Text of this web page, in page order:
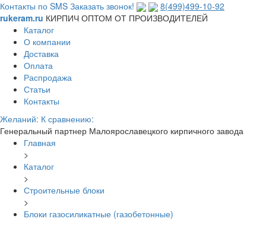
Контакты по SMS Заказать звонок!
8(499)499-10-92
rukeram.ru КИРПИЧ ОПТОМ ОТ ПРОИЗВОДИТЕЛЕЙ
Каталог
О компании
Доставка
Оплата
Распродажа
Статьи
Контакты
Желаний: К сравнению:
Генеральный партнер Малоярославецкого кирпичного завода
Главная
>
Каталог
>
Строительные блоки
>
Блоки газосиликатные (газобетонные)